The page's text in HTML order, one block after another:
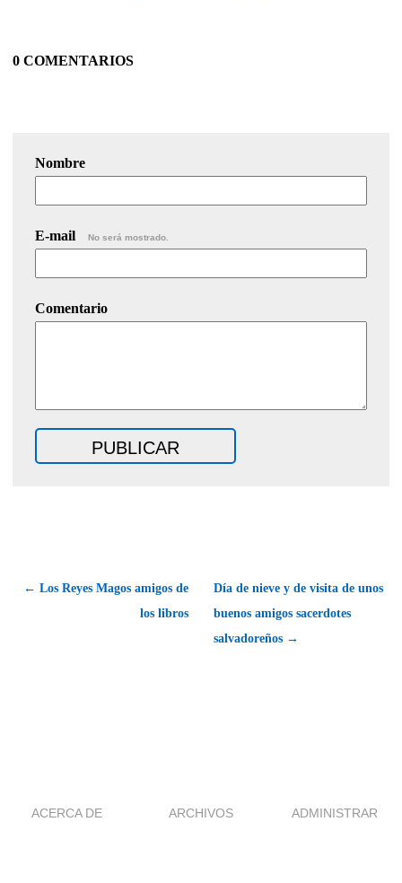
0 COMENTARIOS
Nombre
E-mail No será mostrado.
Comentario
← Los Reyes Magos amigos de
los libros
Día de nieve y de visita de unos
buenos amigos sacerdotes
salvadoreños →
ACERCA DE ARCHIVOS ADMINISTRAR